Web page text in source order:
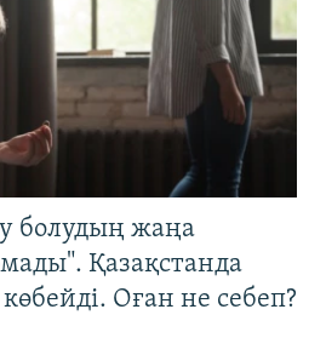
болудың жаңа
Қазақстанда
Оған не себеп?